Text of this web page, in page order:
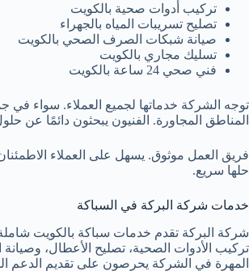
تركيب أدوات صحية بالكويت
تصليح تسريبات المياه بالجهراء
صيانة شبكات الصرف الصحي بالكويت
تسليك مجاري بالكويت
فني صحي 24 ساعة بالكويت
توجه الشركة خدماتها لجميع العملاء. سواء في
المناطق المجاورة. الفنيون يبحثون دائمًا عن
فريق العمل موثوق. يسهل على العملاء
حلها سريع.
خدمات شركة البركة في السباكة
شركة البركة تقدم خدمات سباكة بالكويت
تركيب الأدوات الصحية، تصليح الأعطال، وصيانة
المهرة في الشركة يحرصون على تقديم الدعم